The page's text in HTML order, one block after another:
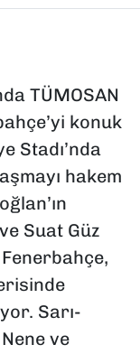
TÜMOSAN
konuk
Stadı’nda
hakem
Suat Güz
Sarı-
ve